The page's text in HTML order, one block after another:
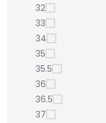
32
33
34
35
35.5
36
36.5
37